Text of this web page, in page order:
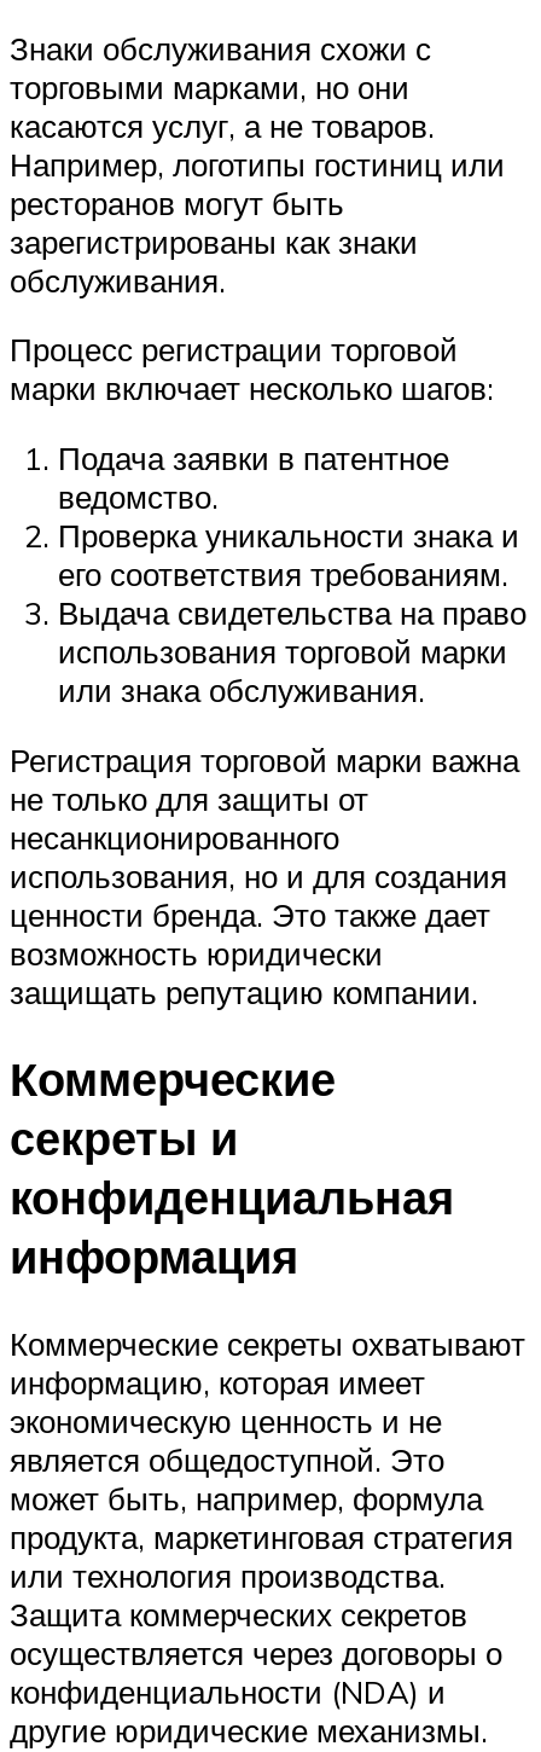
Знаки обслуживания схожи с
торговыми марками, но они
касаются услуг, а не товаров.
Например, логотипы гостиниц или
ресторанов могут быть
зарегистрированы как знаки
обслуживания.
Процесс регистрации торговой
марки включает несколько шагов:
Подача заявки в патентное
ведомство.
Проверка уникальности знака и
его соответствия требованиям.
Выдача свидетельства на право
использования торговой марки
или знака обслуживания.
Регистрация торговой марки важна
не только для защиты от
несанкционированного
использования, но и для создания
ценности бренда. Это также дает
возможность юридически
защищать репутацию компании.
Коммерческие
секреты и
конфиденциальная
информация
Коммерческие секреты охватывают
информацию, которая имеет
экономическую ценность и не
является общедоступной. Это
может быть, например, формула
продукта, маркетинговая стратегия
или технология производства.
Защита коммерческих секретов
осуществляется через договоры о
конфиденциальности (NDA) и
другие юридические механизмы.